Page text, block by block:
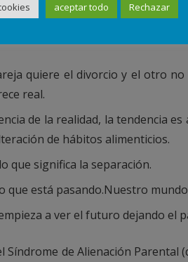
que se producen podemos
quiere el divorcio y el otro
real.
de la realidad, la tendencia
de hábitos alimenticios.
que significa la separación.
que está pasando.Nuestro
a ver el futuro dejando el
de Alienación
aceptar todo Rechazar